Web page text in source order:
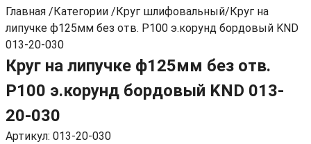
Главная /Категории /Круг шлифовальный/Круг на
липучке ф125мм без отв. Р100 э.корунд бордовый KND
013-20-030
Круг на липучке ф125мм без отв.
Р100 э.корунд бордовый KND 013-
20-030
Артикул: 013-20-030